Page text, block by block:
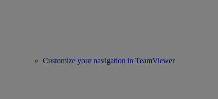
Customize your navigation in TeamViewer